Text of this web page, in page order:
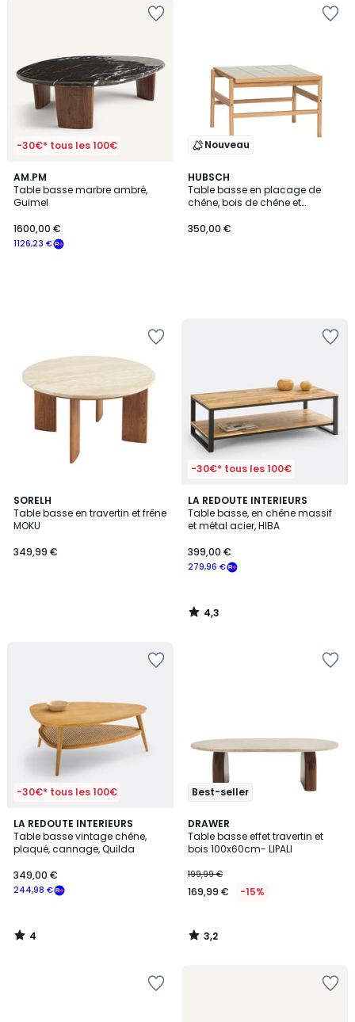
-30€* tous les 100€
AM.PM
Table basse marbre ambré,
Guimel
1126,23 €
1600,00 €
Nouveau
HUBSCH
Table basse en placage de
chêne, bois de chêne et
350,00 €
SORELH
Table basse en travertin et frêne
MOKU
349,99 €
-30€* tous les 100€
LA REDOUTE INTERIEURS
Table basse, en chêne massif
et métal acier, HIBA
279,96 €
399,00 €
4,3
/ 5
4,3
/
-30€* tous les 100€
LA REDOUTE INTERIEURS
Table basse vintage chêne,
plaqué, cannage, Quilda
244,98 €
349,00 €
4
/
5
4
/
Best-seller
DRAWER
Table basse effet travertin et
bois 100x60cm- LIPALI
199,99 €
169,99 € -15%
3,2
/ 5
3,2
/